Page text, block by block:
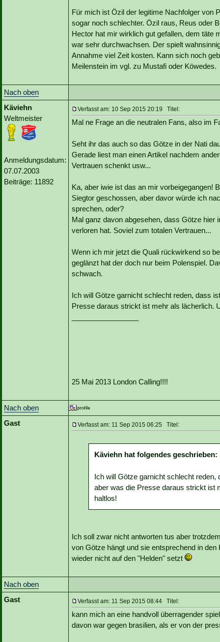
Für mich ist Özil der legitime Nachfolger von
sogar noch schlechter. Özil raus, Reus oder
Hector hat mir wirklich gut gefallen, dem täte
war sehr durchwachsen. Der spielt
Annahme viel Zeit kosten. Kann sich noch
Meilenstein im vgl. zu Mustafi oder Köwedes.
Nach oben
Käviehn
Weltmeister
Anmeldungsdatum:
07.07.2003
Beiträge: 11892
Verfasst am: 10 Sep 2015 20:19 Titel:
Mal ne Frage an die neutralen Fans, also im
Seht ihr das auch so das Götze in der Nati
Gerade liest man einen Artikel nachdem
Vertrauen schenkt usw...
Ka, aber iwie ist das an mir vorbeigegangen!
Siegtor geschossen, aber davor würde ich
sprechen, oder?
Mal ganz davon abgesehen, dass Götze hier
verloren hat. Soviel zum totalen Vertrauen...
Wenn ich mir jetzt die Quali rückwirkend so
geglänzt hat der doch nur beim Polenspiel.
schwach.
Ich will Götze garnicht schlecht reden, dass
Presse daraus strickt ist mehr als lächerlich.
25 Mai 2013 London Calling!!!!
Nach oben
Gast
Verfasst am: 11 Sep 2015 06:25 Titel:
Käviehn hat folgendes geschrieben:
Ich will Götze garnicht schlecht reden,
aber was die Presse daraus strickt ist
haltlos!
Ich soll zwar nicht antworten tus aber
von Götze hängt und sie entsprechend in
wieder nicht auf den "Helden" setzt
Nach oben
Gast
Verfasst am: 11 Sep 2015 08:44 Titel:
kann mich an eine handvoll überragender
davon war gegen brasilien, als er von der